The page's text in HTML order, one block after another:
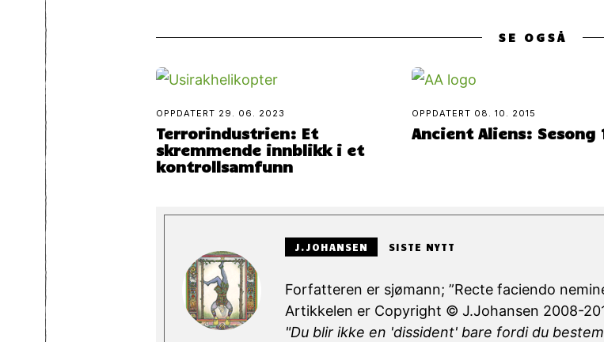
SE OGSÅ
OPPDATERT 29. 06. 2023
Terrorindustrien: Et
skremmende innblikk i et
kontroll­samfunn
OPPDATERT 08. 10. 2015
Ancient Aliens: Sesong
J.JOHANSEN SISTE NYTT
Forfatteren er sjømann; ”Recte faciendo
Artikkelen er Copyright © J.Johansen 2008-
"Du blir ikke en 'dissident' bare fordi du